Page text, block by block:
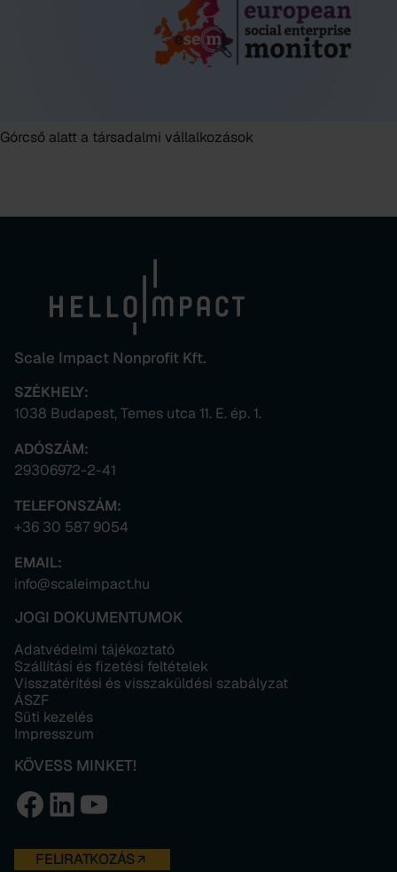
Górcső alatt a társadalmi vállalkozások
Scale Impact Nonprofit Kft.
SZÉKHELY:
1038 Budapest, Temes utca 11. E. ép. 1.
ADÓSZÁM:
29306972-2-41
TELEFONSZÁM:
+36 30 587 9054
EMAIL:
info@scaleimpact.hu
JOGI DOKUMENTUMOK
Adatvédelmi tájékoztató
Szállítási és fizetési feltételek
Visszatérítési és visszaküldési szabályzat
ÁSZF
Süti kezelés
Impresszum
KÖVESS MINKET!
Facebook LinkedIn YouTube
FELIRATKOZÁS